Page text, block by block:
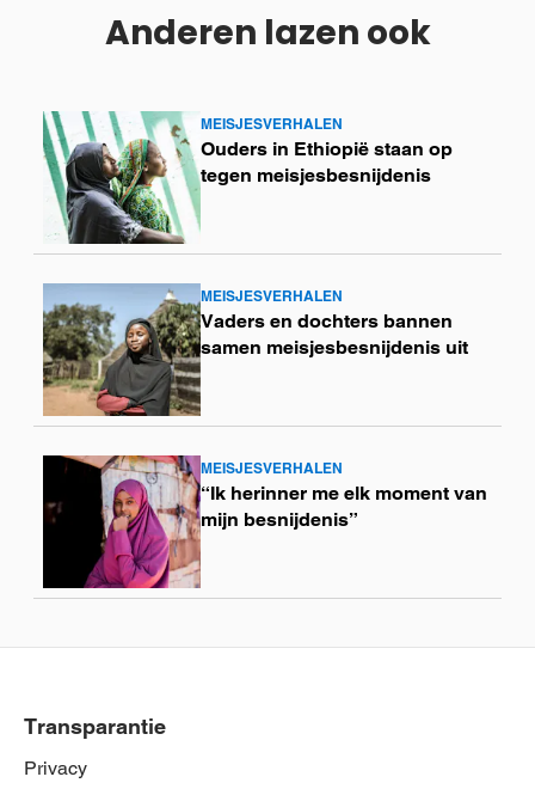
Anderen lazen ook
MEISJESVERHALEN
Ouders in Ethiopië staan op
tegen meisjesbesnijdenis
Lees
meer
MEISJESVERHALEN
Vaders en dochters bannen
samen meisjesbesnijdenis uit
Lees
meer
MEISJESVERHALEN
“Ik herinner me elk moment van
mijn besnijdenis”
Lees
meer
Transparantie
Privacy